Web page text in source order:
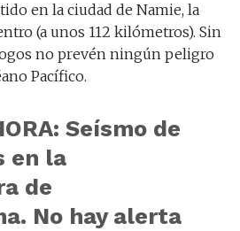
en la ciudad de Namie, la
(a unos 112 kilómetros). Sin
no prevén ningún peligro
Pacífico.
Seísmo de
en la
de
No hay alerta